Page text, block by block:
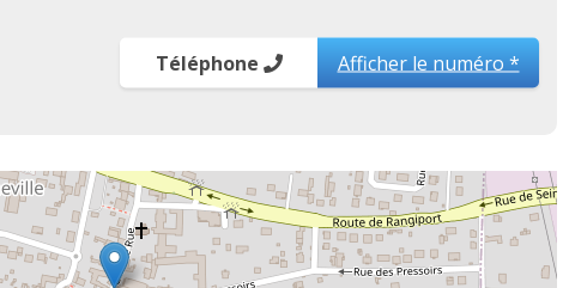
Téléphone Afficher le numéro *